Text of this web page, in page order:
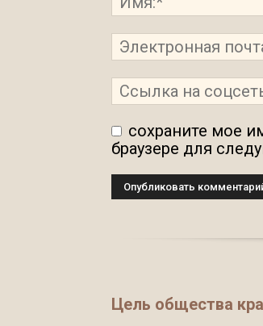
сохраните мое
браузере для
Цель общества